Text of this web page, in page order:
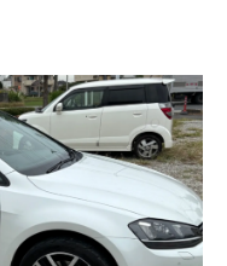
ゲンオーナーの
対策
力
の重要性
に根ざしたサービ